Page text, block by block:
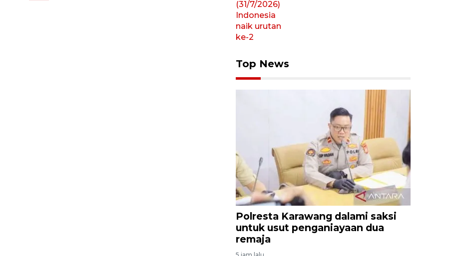
Top News
Polresta Karawang dalami saksi
untuk usut penganiayaan dua
remaja